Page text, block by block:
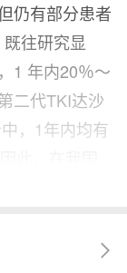
仍有部分患者
往研究显
1 年内20％～
二代TKI达沙
，1年内均有
者的治疗是